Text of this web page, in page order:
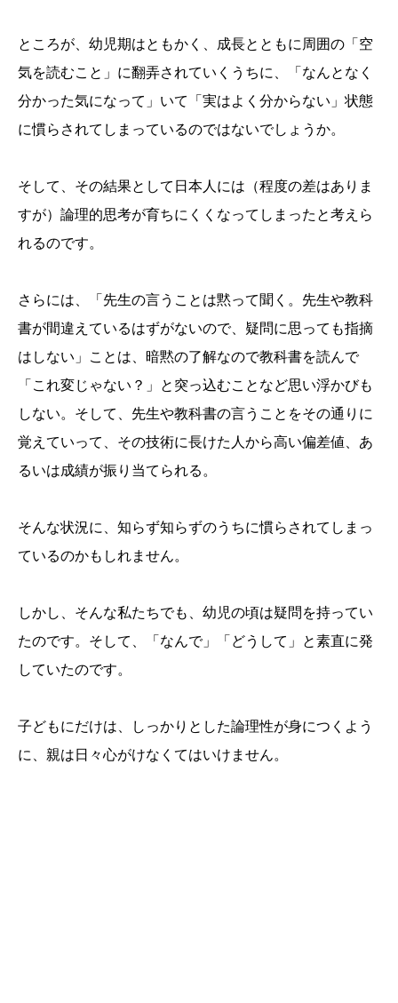
ところが、幼児期はともかく、成長とともに周囲の「空
気を読むこと」に翻弄されていくうちに、「なんとなく
分かった気になって」いて「実はよく分からない」状態
に慣らされてしまっているのではないでしょうか。
そして、その結果として日本人には（程度の差はありま
すが）論理的思考が育ちにくくなってしまったと考えら
れるのです。
さらには、「先生の言うことは黙って聞く。先生や教科
書が間違えているはずがないので、疑問に思っても指摘
はしない」ことは、暗黙の了解なので教科書を読んで
「これ変じゃない？」と突っ込むことなど思い浮かびも
しない。そして、先生や教科書の言うことをその通りに
覚えていって、その技術に長けた人から高い偏差値、あ
るいは成績が振り当てられる。
そんな状況に、知らず知らずのうちに慣らされてしまっ
ているのかもしれません。
しかし、そんな私たちでも、幼児の頃は疑問を持ってい
たのです。そして、「なんで」「どうして」と素直に発
していたのです。
子どもにだけは、しっかりとした論理性が身につくよう
に、親は日々心がけなくてはいけません。